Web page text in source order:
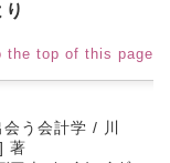
the top of this page
う会計学 / 川
著